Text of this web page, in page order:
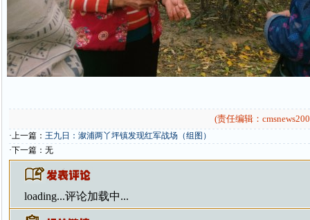
(责任编辑：
·上一篇： 王九日：溆浦两丫坪镇发现红军战场（组图）
·下一篇：无
loading...评论加载中...